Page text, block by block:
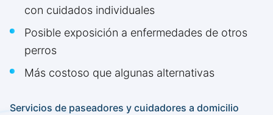
con cuidados individuales
Posible exposición a enfermedades de otros
perros
Más costoso que algunas alternativas
Servicios de paseadores y cuidadores a domicilio